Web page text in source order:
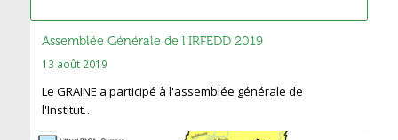
Assemblée Générale de l’IRFEDD 2019
13 août 2019
Le GRAINE a participé à l'assemblée générale de
l'Institut…